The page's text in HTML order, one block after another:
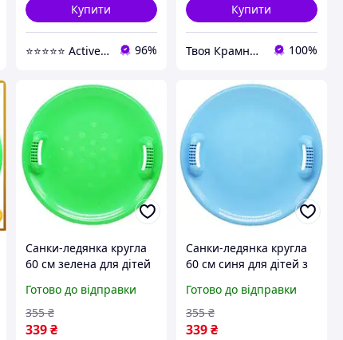
Купити
⭐️⭐️⭐️⭐️⭐️ Active Point 96%
Купити
Твоя Крамниця 100%
Санки-ледянка кругла
60 см зелена для дітей
катання на снігу
Готово до відправки
339 ₴
355 ₴
Санки-ледянка кругла
60 см синя для дітей з
на снігу
Готово до відправки
339₴
355 ₴